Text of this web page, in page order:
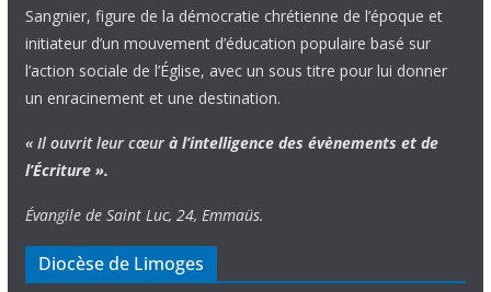
Sangnier, figure de la démocratie chrétienne de l’époque et
initiateur d’un mouvement d’éducation populaire basé sur
l’action sociale de l’Église, avec un sous titre pour lui donner
un enracinement et une destination.
« Il ouvrit leur cœur à l’intelligence des évènements et de
l’Écriture ».
Évangile de Saint Luc, 24, Emmaüs.
Diocèse de Limoges